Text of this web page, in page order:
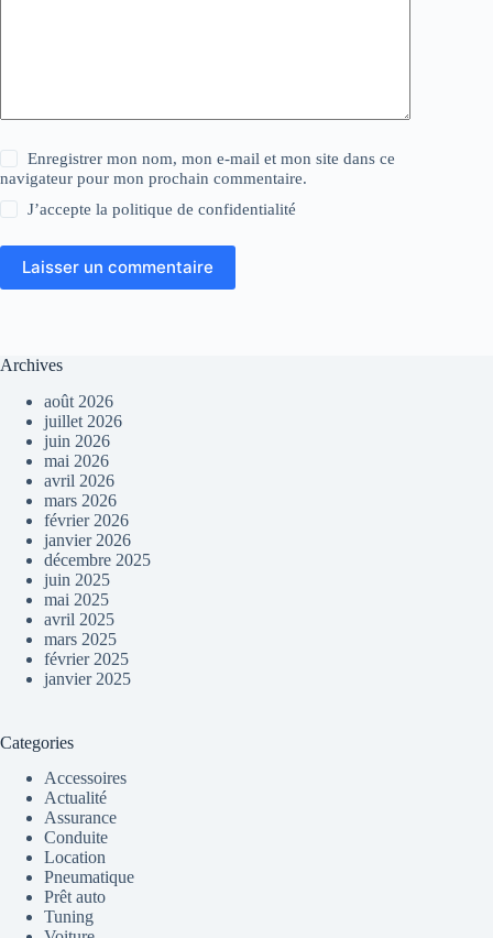
Enregistrer mon nom, mon e-mail et mon site dans ce
navigateur pour mon prochain commentaire.
J’accepte lapolitique de confidentialité
Laisser un commentaire
Archives
août 2026
juillet 2026
juin 2026
mai 2026
avril 2026
mars 2026
février 2026
janvier 2026
décembre 2025
juin 2025
mai 2025
avril 2025
mars 2025
février 2025
janvier 2025
Categories
Accessoires
Actualité
Assurance
Conduite
Location
Pneumatique
Prêt auto
Tuning